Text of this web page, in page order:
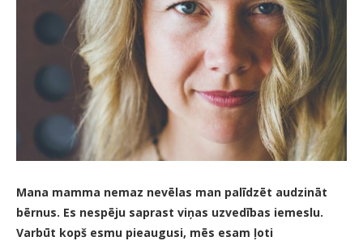
Mana mamma nemaz nevēlas man palīdzēt audzināt
bērnus. Es nespēju saprast viņas uzvedības iemeslu.
Varbūt kopš esmu pieaugusi, mēs esam ļoti